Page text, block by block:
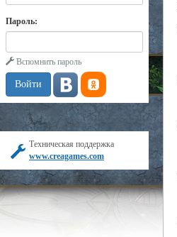
Пароль:
Вспомнить пароль
Техническая поддержка
www.creagames.com